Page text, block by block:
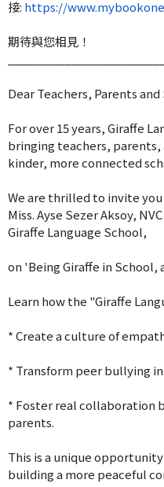
接: https://
期待與您相見！
Dear Teachers, Parents
For over 15 years, Giraffe
bringing teachers,
kinder, more connected
We are thrilled to invite
Miss. Ayse Sezer Aksoy,
Giraffe Language School,
on 'Being Giraffe in School,
Learn how the "Giraffe
* Create a culture of
* Transform peer bullying
* Foster real collaboration
parents.
This is a unique
building a more peaceful